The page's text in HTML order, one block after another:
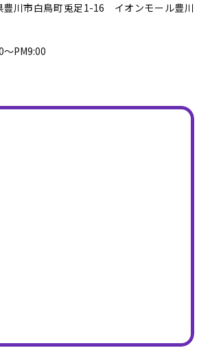
豊川市白鳥町兎足1-16 イオンモール豊川
PM9:00